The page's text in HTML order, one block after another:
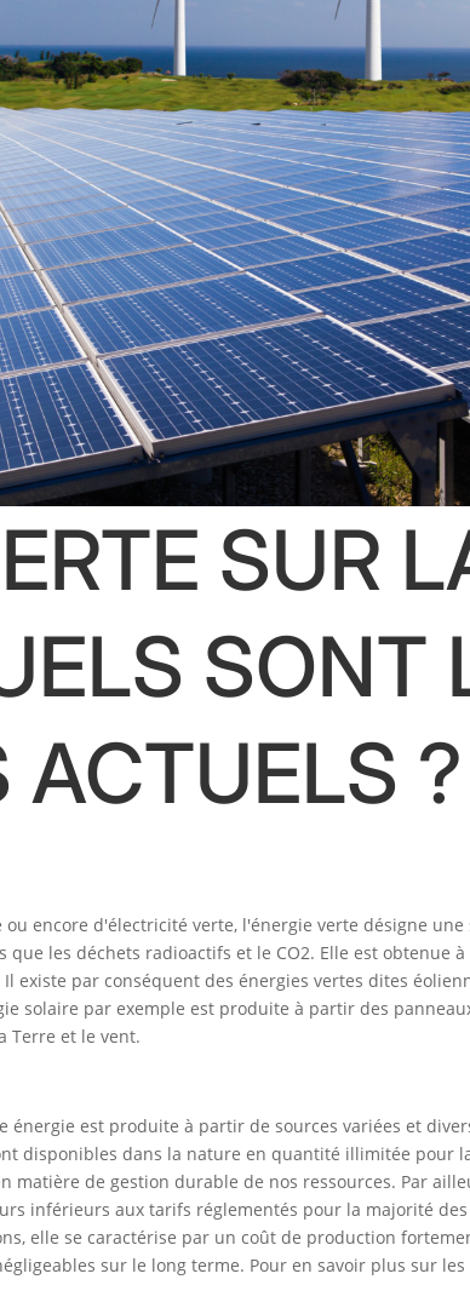
SUR
SONT
ACTUELS ?
encore d'électricité verte, l'énergie verte désigne
les déchets radioactifs et le CO2. Elle est obtenue
existe par conséquent des énergies vertes dites
solaire par exemple est produite à partir des
Terre et le vent.
énergie est produite à partir de sources variées et
disponibles dans la nature en quantité illimitée pour
de gestion durable de nos ressources. Par
inférieurs aux tarifs réglementés pour la majorité
elle se caractérise par un coût de production
sur le long terme. Pour en savoir plus sur